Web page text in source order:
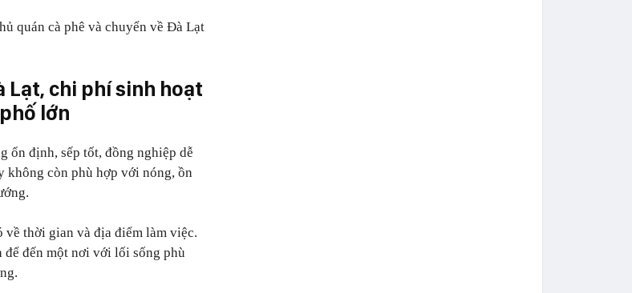
quán cà phê và chuyển về Đà Lạt
Lạt, chi phí sinh hoạt
lớn
ổn định, sếp tốt, đồng nghiệp dễ
không còn phù hợp với nóng, ồn
về thời gian và địa điểm làm việc.
đến một nơi với lối sống phù